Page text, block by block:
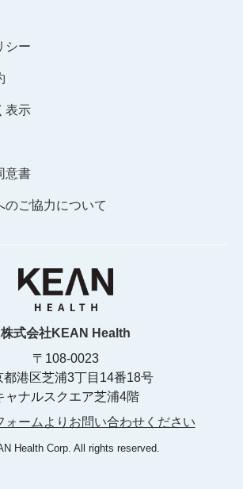
シー
表示
意書
のご協力について
株式会社KEAN Health
〒108-0023
都港区芝浦3丁目14番18号
ャナルスクエア芝浦4階
ォームよりお問い合わせください
Health Corp. All rights reserved.